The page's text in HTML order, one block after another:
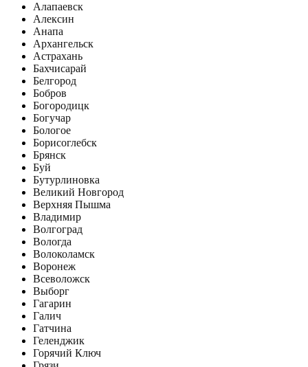
Алапаевск
Алексин
Анапа
Архангельск
Астрахань
Бахчисарай
Белгород
Бобров
Богородицк
Богучар
Бологое
Борисоглебск
Брянск
Буй
Бутурлиновка
Великий Новгород
Верхняя Пышма
Владимир
Волгоград
Вологда
Волоколамск
Воронеж
Всеволожск
Выборг
Гагарин
Галич
Гатчина
Геленджик
Горячий Ключ